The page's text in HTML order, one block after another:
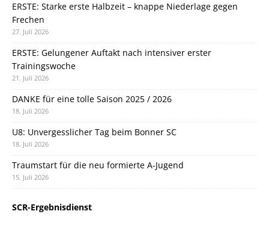
ERSTE: Starke erste Halbzeit – knappe Niederlage gegen
Frechen
27. Juli 2026
ERSTE: Gelungener Auftakt nach intensiver erster
Trainingswoche
21. Juli 2026
DANKE für eine tolle Saison 2025 / 2026
18. Juli 2026
U8: Unvergesslicher Tag beim Bonner SC
18. Juli 2026
Traumstart für die neu formierte A-Jugend
15. Juli 2026
SCR-Ergebnisdienst